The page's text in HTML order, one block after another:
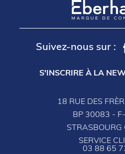
Suivez-nous sur :
S'INSCRIRE À LA
18 RUE DES
BP 30083 -
STRASBOURG
SERVICE
03 88 65